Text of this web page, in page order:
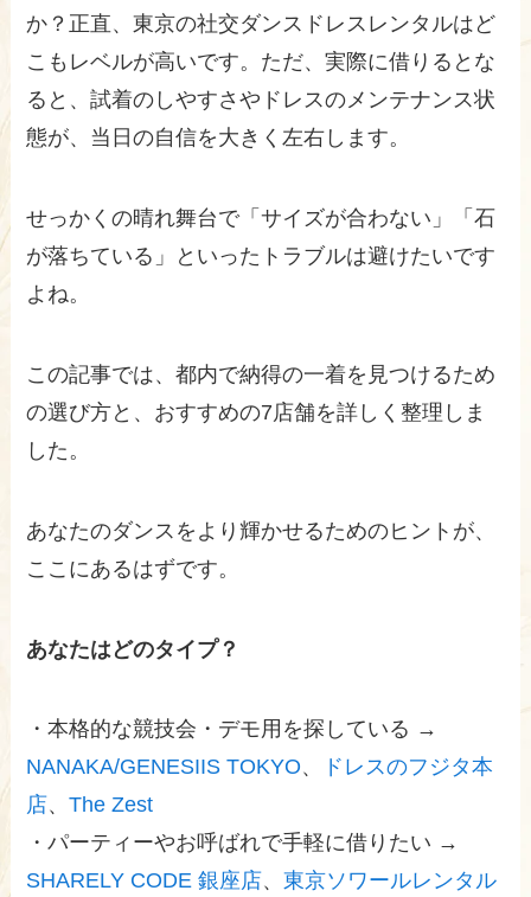
か？正直、東京の社交ダンスドレスレンタルはど
こもレベルが高いです。ただ、実際に借りるとな
ると、試着のしやすさやドレスのメンテナンス状
態が、当日の自信を大きく左右します。
せっかくの晴れ舞台で「サイズが合わない」「石
が落ちている」といったトラブルは避けたいです
よね。
この記事では、都内で納得の一着を見つけるため
の選び方と、おすすめの7店舗を詳しく整理しま
した。
あなたのダンスをより輝かせるためのヒントが、
ここにあるはずです。
あなたはどのタイプ？
・本格的な競技会・デモ用を探している →
NANAKA/GENESIIS TOKYO、
ドレスのフジタ本
店、The Zest
・パーティーやお呼ばれで手軽に借りたい →
SHARELY CODE 銀座店、東京ソワールレンタル